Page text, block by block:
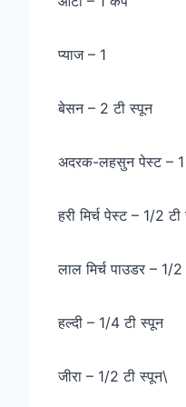
प्याज – 1
बेसन – 2 टी स्पून
अदरक-लहसुन पेस्ट – 1
हरी मिर्च पेस्ट – 1/2
लाल मिर्च पाउडर – 1/
हल्दी – 1/4 टी स्पून
जीरा – 1/2 टी स्पून\